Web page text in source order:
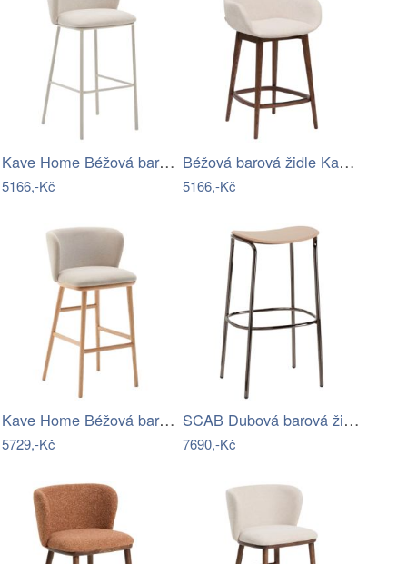
Kave Home Béžová barová židle Ciselia…
5166,-Kč
Béžová barová židle Kave Home Konna 65…
5166,-Kč
Kave Home Béžová barová židle Ciselia…
5729,-Kč
SCAB Dubová barová židle Trick Wood 75…
7690,-Kč